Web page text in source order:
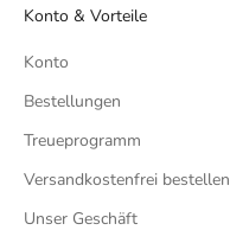
Konto & Vorteile
Konto
Bestellungen
Treueprogramm
Versandkostenfrei bestellen
Unser Geschäft